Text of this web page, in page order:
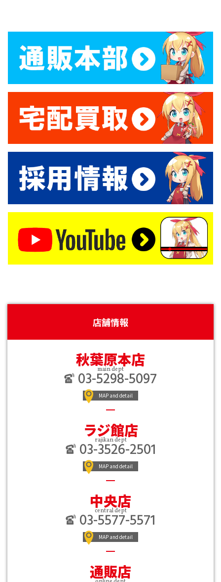
店舗情報
秋葉原本店
main dept
03-5298-5097
MAP and detail
ラジ館店
rajikan dept
03-3526-2501
MAP and detail
中央店
central dept
03-5577-5571
MAP and detail
通販店